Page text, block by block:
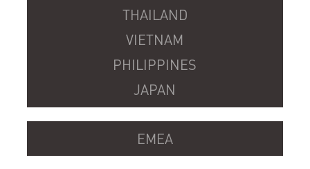
THAILAND
VIETNAM
PHILIPPINES
JAPAN
EMEA